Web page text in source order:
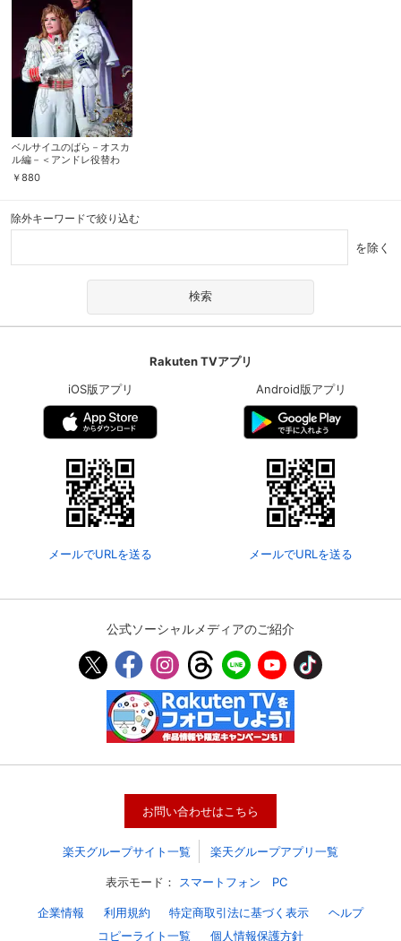
会員情報
基本情報、本人連絡先、パスワード 、クレ
ジットカード情報の変更が可能です。
決済方法の変更が可能です。
ベルサイユのばら－オスカ
ル編－＜アンドレ役替わ
り：瀬奈じゅん＞
（’06年雪組・宝塚）
￥880
除外キーワードで絞り込む
を除く
Rakuten TVアプリ
iOS版アプリ
メールでURLを送る
Android版アプリ
メールでURLを送る
公式ソーシャルメディアのご紹介
お問い合わせはこちら
楽天グループサイト一覧 楽天グループアプリ一覧
表示モード： スマートフォン PC
企業情報 利用規約 特定商取引法に基づく表示
ヘルプ
コピーライト一覧
個人情報保護方針